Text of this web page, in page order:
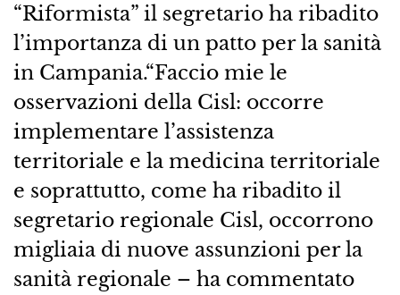
“Riformista” il segretario ha ribadito
l’importanza di un patto per la sanità
in Campania.“Faccio mie le
osservazioni della Cisl: occorre
implementare l’assistenza
territoriale e la medicina territoriale
e soprattutto, come ha ribadito il
segretario regionale Cisl, occorrono
migliaia di nuove assunzioni per la
sanità regionale – ha commentato